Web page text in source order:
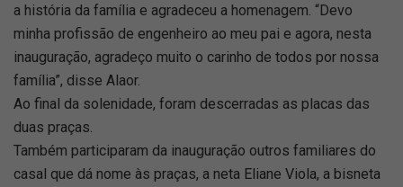
a história da família e agradeceu a homenagem. “Devo
minha profissão de engenheiro ao meu pai e agora, nesta
inauguração, agradeço muito o carinho de todos por nossa
família”, disse Alaor.
Ao final da solenidade, foram descerradas as placas das
duas praças.
Também participaram da inauguração outros familiares do
casal que dá nome às praças, a neta Eliane Viola, a bisneta